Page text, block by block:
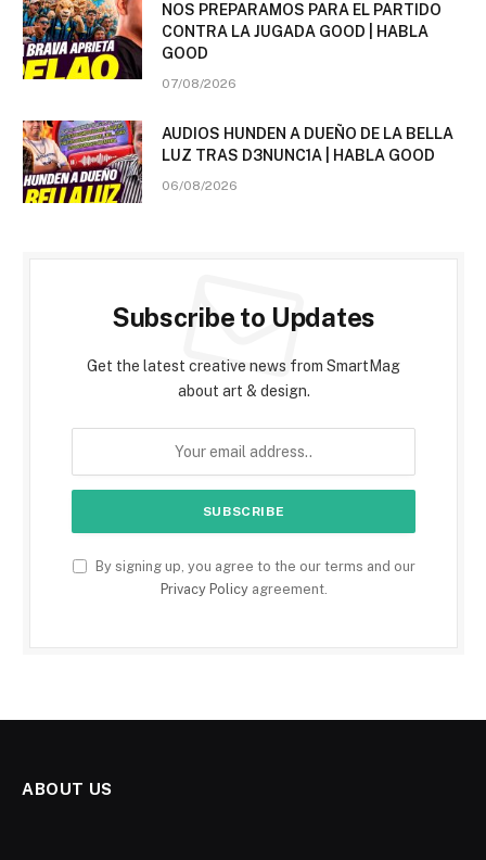
NOS PREPARAMOS PARA EL PARTIDO
CONTRA LA JUGADA GOOD | HABLA
GOOD
07/08/2026
AUDIOS HUNDEN A DUEÑO DE LA BELLA
LUZ TRAS D3NUNC1A | HABLA GOOD
06/08/2026
Subscribe to Updates
Get the latest creative news from SmartMag
about art & design.
By signing up, you agree to the our terms and our
Privacy Policyagreement.
ABOUT US